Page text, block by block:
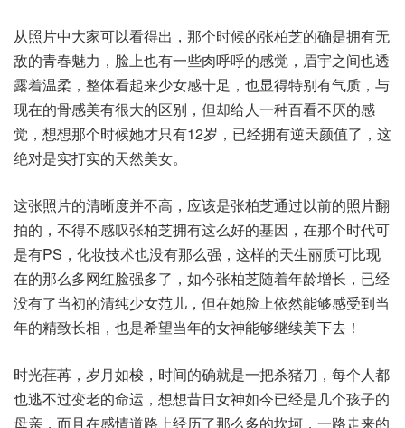
从照片中大家可以看得出，那个时候的张柏芝的确是拥有无
敌的青春魅力，脸上也有一些肉呼呼的感觉，眉宇之间也透
露着温柔，整体看起来少女感十足，也显得特别有气质，与
现在的骨感美有很大的区别，但却给人一种百看不厌的感
觉，想想那个时候她才只有12岁，已经拥有逆天颜值了，这
绝对是实打实的天然美女。
这张照片的清晰度并不高，应该是张柏芝通过以前的照片翻
拍的，不得不感叹张柏芝拥有这么好的基因，在那个时代可
是有PS，化妆技术也没有那么强，这样的天生丽质可比现
在的那么多网红脸强多了，如今张柏芝随着年龄增长，已经
没有了当初的清纯少女范儿，但在她脸上依然能够感受到当
年的精致长相，也是希望当年的女神能够继续美下去！
时光荏苒，岁月如梭，时间的确就是一把杀猪刀，每个人都
也逃不过变老的命运，想想昔日女神如今已经是几个孩子的
母亲，而且在感情道路上经历了那么多的坎坷，一路走来的